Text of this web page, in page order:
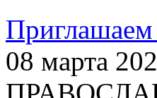
Приглашаем
08 марта